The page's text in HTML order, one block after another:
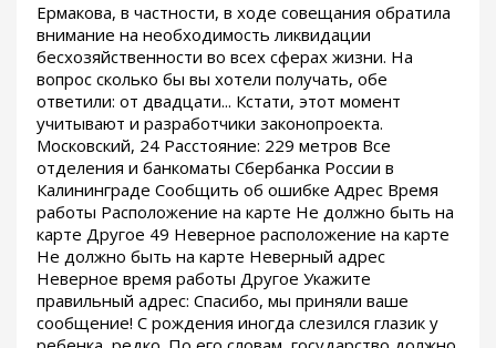
Ермакова, в частности, в ходе совещания обратила
внимание на необходимость ликвидации
бесхозяйственности во всех сферах жизни. На
вопрос сколько бы вы хотели получать, обе
ответили: от двадцати... Кстати, этот момент
учитывают и разработчики законопроекта.
Московский, 24 Расстояние: 229 метров Все
отделения и банкоматы Сбербанка России в
Калининграде Сообщить об ошибке Адрес Время
работы Расположение на карте Не должно быть на
карте Другое 49 Неверное расположение на карте
Не должно быть на карте Неверный адрес
Неверное время работы Другое Укажите
правильный адрес: Спасибо, мы приняли ваше
сообщение! С рождения иногда слезился глазик у